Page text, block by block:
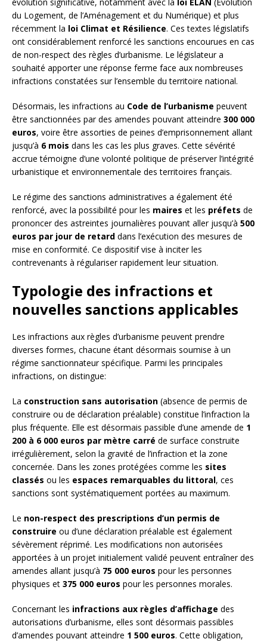
du Logement, de l’Aménagement et du Numérique) et plus
récemment la loi Climat et Résilience. Ces textes législatifs
ont considérablement renforcé les sanctions encourues en cas
de non-respect des règles d’urbanisme. Le législateur a
souhaité apporter une réponse ferme face aux nombreuses
infractions constatées sur l’ensemble du territoire national.
Désormais, les infractions au Code de l’urbanisme peuvent
être sanctionnées par des amendes pouvant atteindre 300 000
euros, voire être assorties de peines d’emprisonnement allant
jusqu’à 6 mois dans les cas les plus graves. Cette sévérité
accrue témoigne d’une volonté politique de préserver l’intégrité
urbanistique et environnementale des territoires français.
Le régime des sanctions administratives a également été
renforcé, avec la possibilité pour les maires et les préfets de
prononcer des astreintes journalières pouvant aller jusqu’à 500
euros par jour de retard dans l’exécution des mesures de
mise en conformité. Ce dispositif vise à inciter les
contrevenants à régulariser rapidement leur situation.
Typologie des infractions et
nouvelles sanctions applicables
Les infractions aux règles d’urbanisme peuvent prendre
diverses formes, chacune étant désormais soumise à un
régime sanctionnateur spécifique. Parmi les principales
infractions, on distingue:
La construction sans autorisation (absence de permis de
construire ou de déclaration préalable) constitue l’infraction la
plus fréquente. Elle est désormais passible d’une amende de 1
200 à 6 000 euros par mètre carré de surface construite
irrégulièrement, selon la gravité de l’infraction et la zone
concernée. Dans les zones protégées comme les sites
classés ou les espaces remarquables du littoral, ces
sanctions sont systématiquement portées au maximum.
Le non-respect des prescriptions d’un permis de
construire ou d’une déclaration préalable est également
sévèrement réprimé. Les modifications non autorisées
apportées à un projet initialement validé peuvent entraîner des
amendes allant jusqu’à 75 000 euros pour les personnes
physiques et 375 000 euros pour les personnes morales.
Concernant les infractions aux règles d’affichage des
autorisations d’urbanisme, elles sont désormais passibles
d’amendes pouvant atteindre 1 500 euros. Cette obligation,